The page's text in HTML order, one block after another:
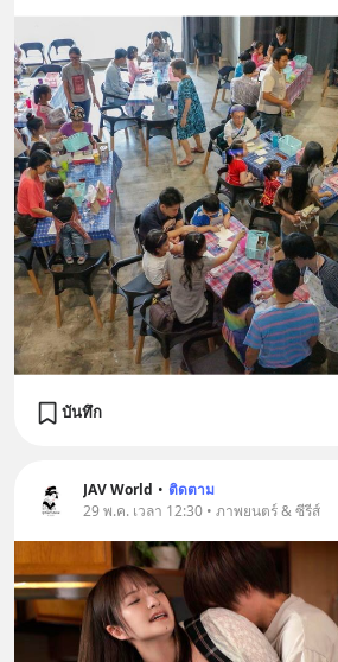
บันทึก
JAV World • ติดตาม
29 พ.ค. เวลา 12:30 • ภาพยนตร์ & ซีรีส์